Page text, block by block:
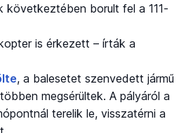
borult fel a 111-
is érkezett – írták a
, a balesetet szenvedett jármű
megsérültek. A pályáról a
terelik le, visszatérni a